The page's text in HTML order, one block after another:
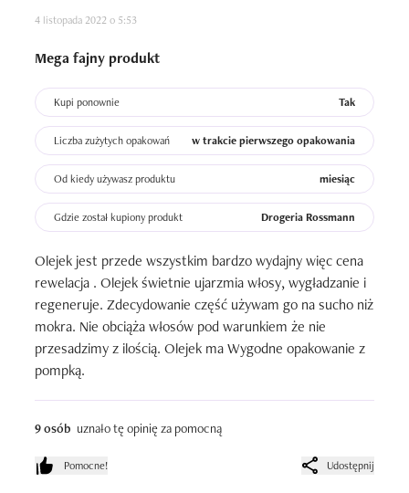
4 listopada 2022 o 5:53
Mega fajny produkt
Kupi ponownie Tak
Liczba zużytych opakowań w trakcie pierwszego opakowania
Od kiedy używasz produktu miesiąc
Gdzie został kupiony produkt Drogeria Rossmann
Olejek jest przede wszystkim bardzo wydajny więc cena
rewelacja . Olejek świetnie ujarzmia włosy, wygładzanie i
regeneruje. Zdecydowanie część używam go na sucho niż
mokra. Nie obciąża włosów pod warunkiem że nie
przesadzimy z ilością. Olejek ma Wygodne opakowanie z
pompką.
9 osób uznało tę opinię za pomocną
Pomocne! Udostępnij